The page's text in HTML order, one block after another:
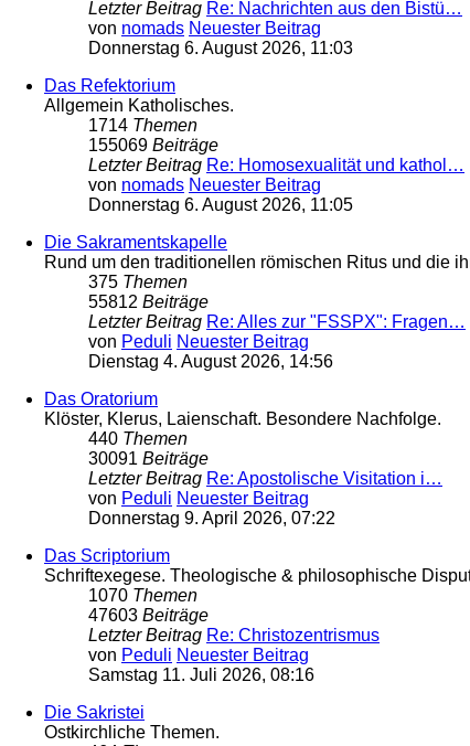
Letzter Beitrag Re: Nachrichten aus den Bistü…
von nomads Neuester Beitrag
Donnerstag 6. August 2026, 11:03
Das Refektorium
Allgemein Katholisches.
1714 Themen
155069 Beiträge
Letzter Beitrag Re: Homosexualität und kathol…
von nomads Neuester Beitrag
Donnerstag 6. August 2026, 11:05
Die Sakramentskapelle
Rund um den traditionellen römischen Ritus und die
375 Themen
55812 Beiträge
Letzter Beitrag Re: Alles zur "FSSPX": Fragen…
von Peduli Neuester Beitrag
Dienstag 4. August 2026, 14:56
Das Oratorium
Klöster, Klerus, Laienschaft. Besondere Nachfolge.
440 Themen
30091 Beiträge
Letzter Beitrag Re: Apostolische Visitation i…
von Peduli Neuester Beitrag
Donnerstag 9. April 2026, 07:22
Das Scriptorium
Schriftexegese. Theologische & philosophische
1070 Themen
47603 Beiträge
Letzter Beitrag Re: Christozentrismus
von Peduli Neuester Beitrag
Samstag 11. Juli 2026, 08:16
Die Sakristei
Ostkirchliche Themen.